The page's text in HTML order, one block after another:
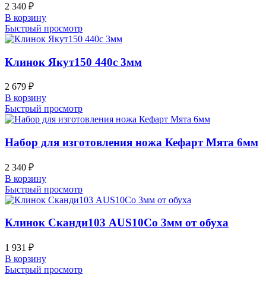
2 340 ₽
В корзину
Быстрый просмотр
Клинок Якут150 440c 3мм
2 679 ₽
В корзину
Быстрый просмотр
Набор для изготовления ножа Кефарт Мята 6мм
2 340 ₽
В корзину
Быстрый просмотр
Клинок Сканди103 AUS10Co 3мм от обуха
1 931 ₽
В корзину
Быстрый просмотр